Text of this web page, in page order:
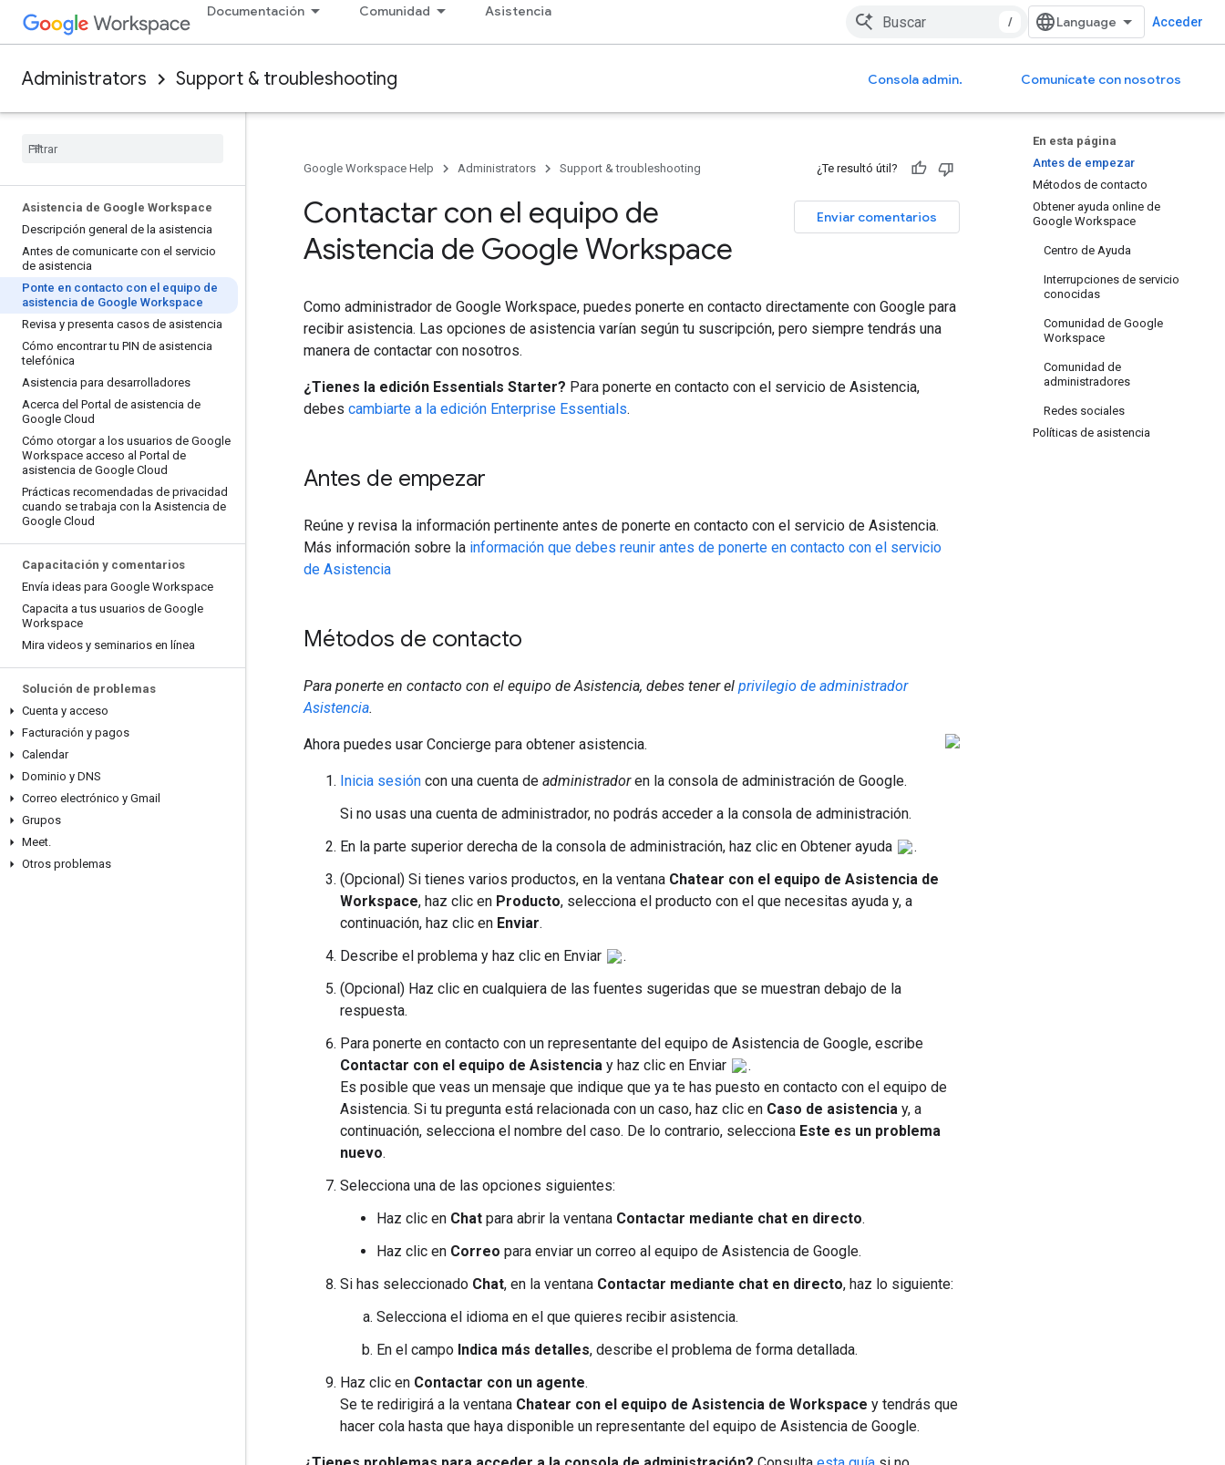
Documentación Comunidad Asistencia
/ Acceder
Administrators Support & troubleshooting Consola admin. Comunícate con nosotros
Asistencia de Google Workspace
Descripción general de la asistencia
Antes de comunicarte con el servicio
de asistencia
Ponte en contacto con el equipo de
asistencia de Google Workspace
Revisa y presenta casos de asistencia
Cómo encontrar tu PIN de asistencia
telefónica
Asistencia para desarrolladores
Acerca del Portal de asistencia de
Google Cloud
Cómo otorgar a los usuarios de Google
Workspace acceso al Portal de
asistencia de Google Cloud
Prácticas recomendadas de privacidad
cuando se trabaja con la Asistencia de
Google Cloud
Capacitación y comentarios
Envía ideas para Google Workspace
Capacita a tus usuarios de Google
Workspace
Mira videos y seminarios en línea
Solución de problemas
Cuenta y acceso
Facturación y pagos
Calendar
Dominio y DNS
Correo electrónico y Gmail
Grupos
Meet.
Otros problemas
En esta página
Antes de empezar
Métodos de contacto
Obtener ayuda online de
Google Workspace
Centro de Ayuda
Interrupciones de servicio
conocidas
Comunidad de Google
Workspace
Comunidad de
administradores
Redes sociales
Políticas de asistencia
Google Workspace Help Administrators Support & troubleshooting ¿Te resultó útil?
Enviar comentarios
Contactar con el equipo de
Asistencia de Google Workspace
Como administrador de Google Workspace, puedes ponerte en contacto directamente con Google para
recibir asistencia. Las opciones de asistencia varían según tu suscripción, pero siempre tendrás una
manera de contactar con nosotros.
¿Tienes la edición Essentials Starter? Para ponerte en contacto con el servicio de Asistencia,
debes cambiarte a la edición Enterprise Essentials.
Antes de empezar
Reúne y revisa la información pertinente antes de ponerte en contacto con el servicio de Asistencia.
Más información sobre la información que debes reunir antes de ponerte en contacto con el servicio
de Asistencia
Métodos de contacto
Para ponerte en contacto con el equipo de Asistencia, debes tener el privilegio de administrador
Asistencia.
Ahora puedes usar Concierge para obtener asistencia.
Inicia sesión con una cuenta de administradoren la consola de administración de Google.
Si no usas una cuenta de administrador, no podrás acceder a la consola de administración.
En la parte superior derecha de la consola de administración, haz clic en Obtener ayuda
.
(Opcional) Si tienes varios productos, en la ventana Chatear con el equipo de Asistencia de
Workspace, haz clic en Producto, selecciona el producto con el que necesitas ayuda y, a
continuación, haz clic en Enviar.
Describe el problema y haz clic en Enviar
.
(Opcional) Haz clic en cualquiera de las fuentes sugeridas que se muestran debajo de la
respuesta.
Para ponerte en contacto con un representante del equipo de Asistencia de Google, escribe
Contactar con el equipo de Asistencia y haz clic en Enviar
.
Es posible que veas un mensaje que indique que ya te has puesto en contacto con el equipo de
Asistencia. Si tu pregunta está relacionada con un caso, haz clic en Caso de asistencia y, a
continuación, selecciona el nombre del caso. De lo contrario, selecciona Este es un problema
nuevo.
Selecciona una de las opciones siguientes:
Haz clic en Chat para abrir la ventana Contactar mediante chat en directo.
Haz clic en Correo para enviar un correo al equipo de Asistencia de Google.
Si has seleccionado Chat, en la ventana Contactar mediante chat en directo, haz lo siguiente:
Selecciona el idioma en el que quieres recibir asistencia.
En el campo Indica más detalles, describe el problema de forma detallada.
Haz clic en Contactar con un agente.
Se te redirigirá a la ventana Chatear con el equipo de Asistencia de Workspace y tendrás que
hacer cola hasta que haya disponible un representante del equipo de Asistencia de Google.